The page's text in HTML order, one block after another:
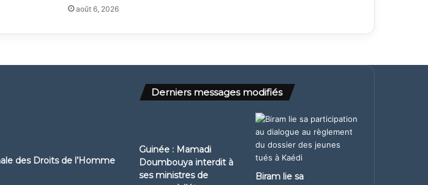
août 6, 2026
des Droits de l’Homme
Derniers messages modifiés
Guinée : Mamadi
Doumbouya interdit à
ses ministres de
Biram lie sa